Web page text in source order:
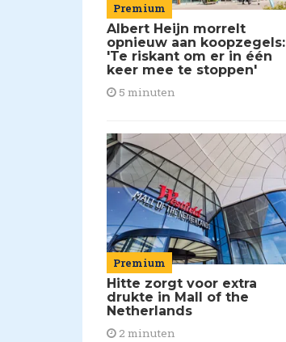
Premium
Albert Heijn morrelt
opnieuw aan koopzegels:
'Te riskant om er in één
keer mee te stoppen'
5 minuten
Premium
Hitte zorgt voor extra
drukte in Mall of the
Netherlands
2 minuten